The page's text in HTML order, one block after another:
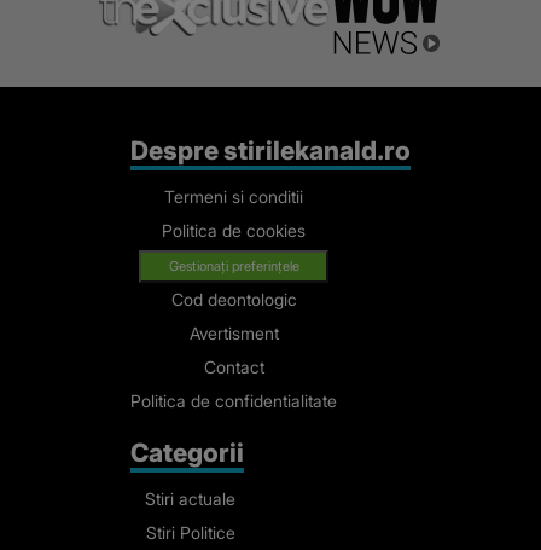
Despre stirilekanald.ro
Termeni si conditii
Politica de cookies
Gestionați preferințele
Cod deontologic
Avertisment
Contact
Politica de confidentialitate
Categorii
Stiri actuale
Stiri Politice